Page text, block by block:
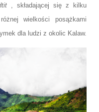
, składającej się z kilku
wielkości posążkami
dla ludzi z okolic Kalaw.